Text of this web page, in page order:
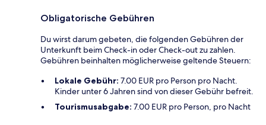
Obligatorische Gebühren
Du wirst darum gebeten, die folgenden Gebühren der
Unterkunft beim Check-in oder Check-out zu zahlen.
Gebühren beinhalten möglicherweise geltende Steuern:
Lokale Gebühr: 7.00 EUR pro Person pro Nacht.
Kinder unter 6 Jahren sind von dieser Gebühr befreit.
Tourismusabgabe: 7.00 EUR pro Person, pro Nacht